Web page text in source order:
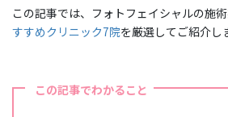
この記事では、フォトフェイシャルの施
すすめクリニック7院を厳選してご紹介し
この記事でわかること